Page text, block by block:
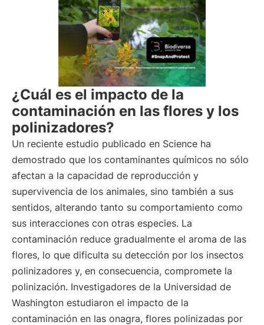
¿Cuál es el impacto de la
contaminación en las flores y los
polinizadores?
Un reciente estudio publicado en Science ha
demostrado que los contaminantes químicos no sólo
afectan a la capacidad de reproducción y
supervivencia de los animales, sino también a sus
sentidos, alterando tanto su comportamiento como
sus interacciones con otras especies. La
contaminación reduce gradualmente el aroma de las
flores, lo que dificulta su detección por los insectos
polinizadores y, en consecuencia, compromete la
polinización. Investigadores de la Universidad de
Washington estudiaron el impacto de la
contaminación en las onagra, flores polinizadas por